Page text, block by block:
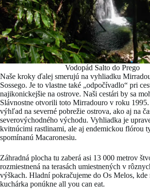
Vodopád Salto do Prego
Naše kroky ďalej smerujú na vyhliadku
Sossego. Je to vlastne také „odpočívadlo“ pri
najikonickejšie na ostrove. Naši cestári by sa
Slávnostne otvorili toto Mirradouro v roku
výhľad na severné pobrežie ostrova, ako aj na
severovýchodného východu. Vyhliadka je
kvitnúcimi rastlinami, ale aj endemickou flórou
spomínanú Macaronesiu.
Záhradná plocha tu zaberá asi 13 000 metrov
rozmiestnená na terasách umiestnených v
výškach. Hladní pokračujeme do Os Melos, kde
kuchárka ponúkne all you can eat.